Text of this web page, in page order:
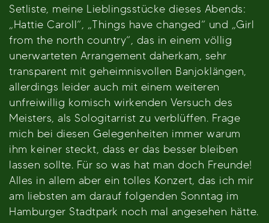
Setliste, meine Lieblingsstücke dieses Abends:
„Hattie Caroll“, „Things have changed“ und „Girl
from the north country“, das in einem völlig
unerwarteten Arrangement daherkam, sehr
transparent mit geheimnisvollen Banjoklängen,
allerdings leider auch mit einem weiteren
unfreiwillig komisch wirkenden Versuch des
Meisters, als Sologitarrist zu verblüffen. Frage
mich bei diesen Gelegenheiten immer warum
ihm keiner steckt, dass er das besser bleiben
lassen sollte. Für so was hat man doch Freunde!
Alles in allem aber ein tolles Konzert, das ich mir
am liebsten am darauf folgenden Sonntag im
Hamburger Stadtpark noch mal angesehen hätte.